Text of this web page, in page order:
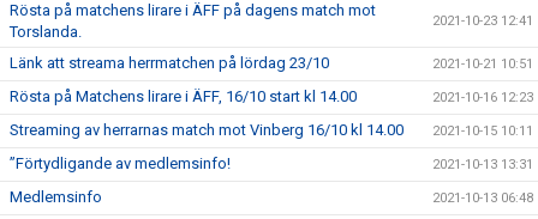
Rösta på matchens lirare i ÄFF på dagens match mot
Torslanda.
2021-10-23 12:41
Länk att streama herrmatchen på lördag 23/10 2021-10-21 10:51
Rösta på Matchens lirare i ÄFF, 16/10 start kl 14.00 2021-10-16 12:23
Streaming av herrarnas match mot Vinberg 16/10 kl 14.00 2021-10-15 10:11
”Förtydligande av medlemsinfo! 2021-10-13 13:31
Medlemsinfo 2021-10-13 06:48